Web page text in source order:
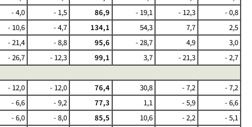
- 4,0 - 1,5 86,9 - 19,1 - 12,3
- 0,8
- 10,6 - 4,7 134,1 54,3 7,7
2,5
- 21,4 - 8,8 95,6 - 28,7 4,9
3,0
- 26,7 - 12,3 99,1 3,7 - 21,3
- 2,7
- 12,0 - 12,0 76,4 30,8 - 7,2
- 7,2
- 6,6 - 9,2 77,3 1,1 - 5,9
- 6,6
- 6,0 - 8,0 85,5 10,6 - 2,2
- 5,1